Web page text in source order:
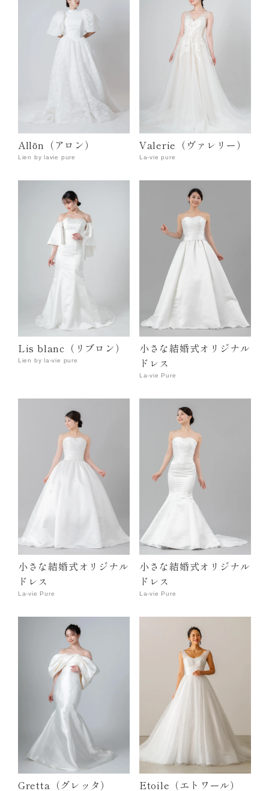
Allōn（アロン）
Lien by lavie pure
Valerie（ヴァレリー）
La-vie pure
Lis blanc（リブロン）
Lien by la-vie pure
小さな結婚式オリジナル
ドレス
La-vie Pure
小さな結婚式オリジナル
ドレス
La-vie Pure
小さな結婚式オリジナル
ドレス
La-vie Pure
Gretta（グレッタ） Etoile（エトワール）